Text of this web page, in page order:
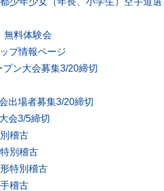
無料体験会
プ情報ページ
ン大会募集3/20締切
出場者募集3/20締切
会3/5締切
稽古
別稽古
特別稽古
稽古